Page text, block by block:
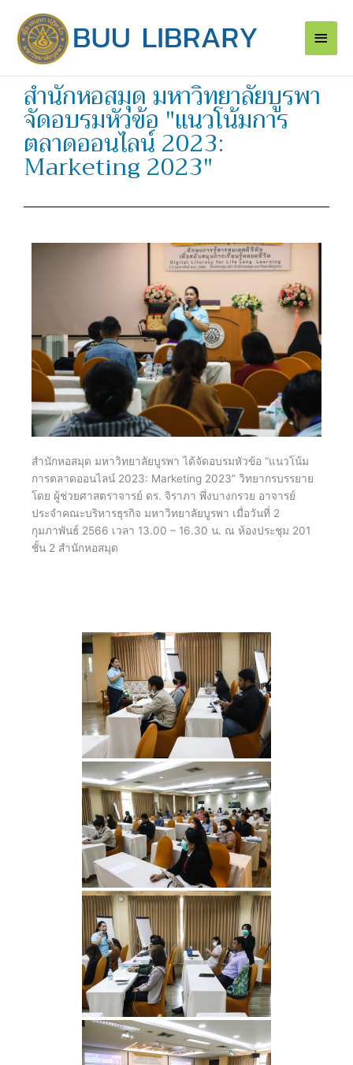
content
Main
สำนักหอสมุด มหาวิทยาลัยบูรพา
จัดอบรมหัวข้อ "แนวโน้มการ
ตลาดออนไลน์ 2023:
Marketing 2023"
สำนักหอสมุด มหาวิทยาลัยบูรพา ได้จัดอบรมหัวข้อ “แนวโน้ม
การตลาดออนไลน์ 2023: Marketing 2023” วิทยากรบรรยาย
โดย ผู้ช่วยศาสตราจารย์ ดร. จิราภา พึ่งบางกรวย อาจารย์
ประจำคณะบริหารธุรกิจ มหาวิทยาลัยบูรพา เมื่อวันที่ 2
กุมภาพันธ์ 2566 เวลา 13.00 – 16.30 น. ณ ห้องประชุม 201
ชั้น 2 สำนักหอสมุด